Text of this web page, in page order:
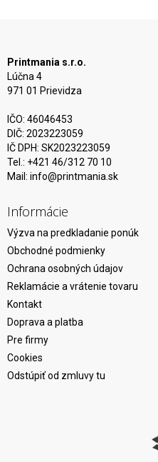
Printmania s.r.o.
Lúčna 4
971 01 Prievidza
IČO: 46046453
DIČ: 2023223059
IČ DPH: SK2023223059
Tel.: +421 46/312 70 10
Mail: info@printmania.sk
Informácie
Výzva na predkladanie ponúk
Obchodné podmienky
Ochrana osobných údajov
Reklamácie a vrátenie tovaru
Kontakt
Doprava a platba
Pre firmy
Cookies
Odstúpiť od zmluvy tu